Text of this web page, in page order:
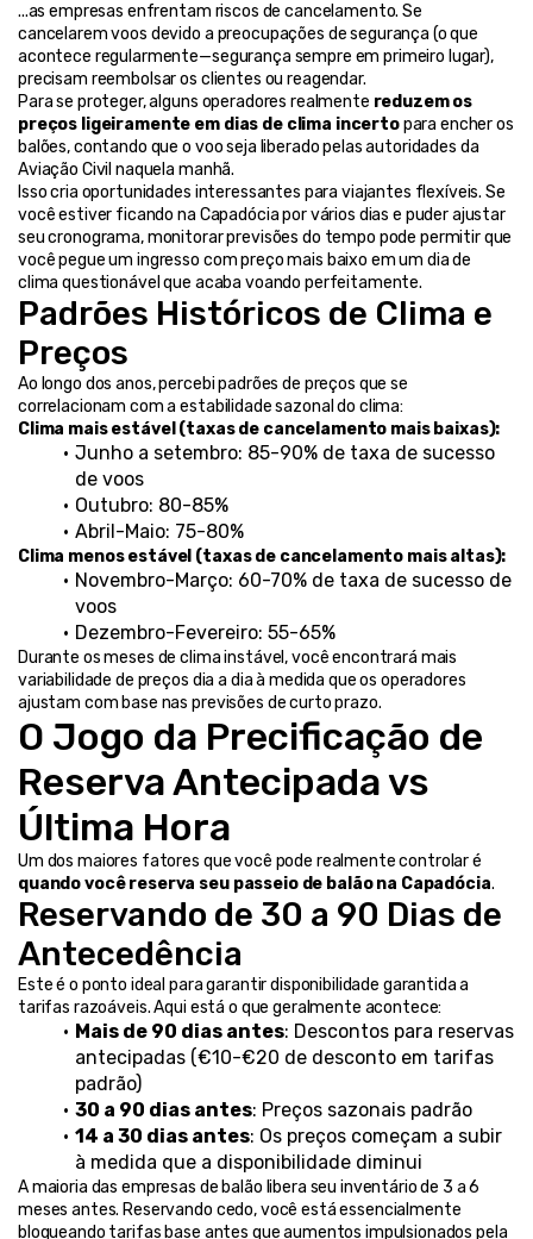
...as empresas enfrentam riscos de cancelamento. Se
cancelarem voos devido a preocupações de segurança (o que
acontece regularmente—segurança sempre em primeiro lugar),
precisam reembolsar os clientes ou reagendar.
Para se proteger, alguns operadores realmente reduzem os
preços ligeiramente em dias de clima incerto para encher os
balões, contando que o voo seja liberado pelas autoridades da
Aviação Civil naquela manhã.
Isso cria oportunidades interessantes para viajantes flexíveis. Se
você estiver ficando na Capadócia por vários dias e puder ajustar
seu cronograma, monitorar previsões do tempo pode permitir que
você pegue um ingresso com preço mais baixo em um dia de
clima questionável que acaba voando perfeitamente.
Padrões Históricos de Clima e
Preços
Ao longo dos anos, percebi padrões de preços que se
correlacionam com a estabilidade sazonal do clima:
Clima mais estável (taxas de cancelamento mais baixas):
Junho a setembro: 85-90% de taxa de sucesso
de voos
Outubro: 80-85%
Abril-Maio: 75-80%
Clima menos estável (taxas de cancelamento mais altas):
Novembro-Março: 60-70% de taxa de sucesso de
voos
Dezembro-Fevereiro: 55-65%
Durante os meses de clima instável, você encontrará mais
variabilidade de preços dia a dia à medida que os operadores
ajustam com base nas previsões de curto prazo.
O Jogo da Precificação de
Reserva Antecipada vs
Última Hora
quando você reserva seu passeio de balão na Capadócia.
Reservando de 30 a 90 Dias de
Antecedência
Este é o ponto ideal para garantir disponibilidade garantida a
tarifas razoáveis. Aqui está o que geralmente acontece:
Mais de 90 dias antes: Descontos para reservas
antecipadas (€10-€20 de desconto em tarifas
padrão)
30 a 90 dias antes: Preços sazonais padrão
14 a 30 dias antes: Os preços começam a subir
à medida que a disponibilidade diminui
A maioria das empresas de balão libera seu inventário de 3 a 6
meses antes. Reservando cedo, você está essencialmente
bloqueando tarifas base antes que aumentos impulsionados pela